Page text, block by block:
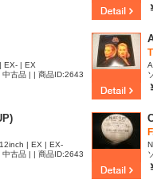
EX- | EX
中古品 | | 商品ID:2643
| EX | EX-
中古品 | | 商品ID:2643